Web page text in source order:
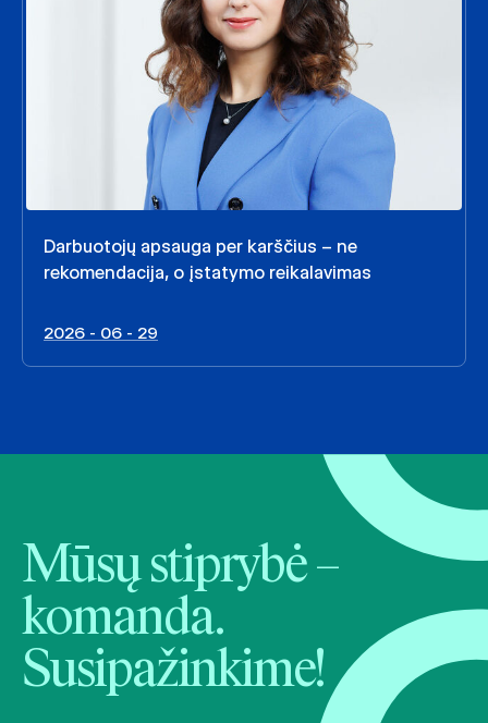
Darbuotojų apsauga per karščius – ne
rekomendacija, o įstatymo reikalavimas
2026 - 06 - 29
Mūsų stiprybė –
komanda.
Susipažinkime!